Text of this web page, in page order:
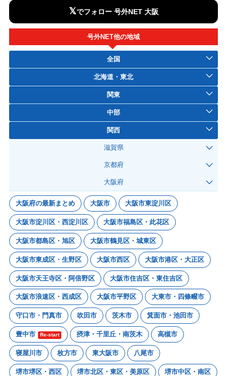
𝕏でフォロー 号外NET 大阪
号外NET他の地域
全国
北海道・東北
関東
中部
関西
滋賀県
京都府
大阪府
大阪府の最新まとめ 大阪市 大阪市東淀川区
大阪市淀川区・西淀川区 大阪市福島区・此花区
大阪市都島区・旭区 大阪市鶴見区・城東区
大阪市東成区・生野区 大阪市西区 大阪市港区・大正区
大阪市天王寺区・阿倍野区 大阪市住吉区・東住吉区
大阪市浪速区・西成区 大阪市平野区 大東市・四條畷市
守口市・門真市 吹田市 茨木市 箕面市・池田市
豊中市 Re-start 摂津・千里丘・南茨木 高槻市
寝屋川市 枚方市 東大阪市 八尾市
堺市堺区・西区 堺市北区・東区・美原区 堺市中区・南区